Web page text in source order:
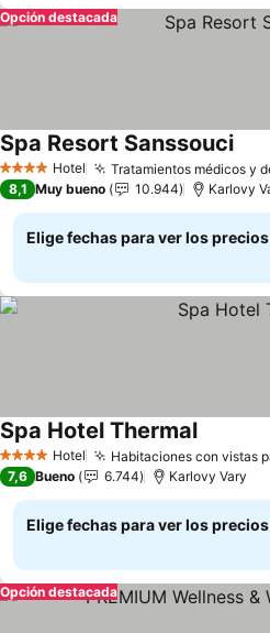
Opción destacada
4 EstrellasHotel Tratamientos médicos y
Spa Resort Sanssouci
8,1 Muy bueno 10.944 Karlovy
Elige fechas para ver los
4 EstrellasHotel Habitaciones con vistas
Spa Hotel Thermal
7,6 Bueno 6.744 Karlovy Vary
Elige fechas para ver los
Opción destacada